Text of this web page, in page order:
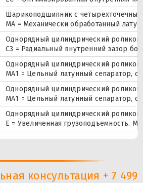
Шарикоподшипник с четырехточечным
MA = Механически обработанный
Однорядный цилиндрический
C3 = Радиальный внутренний зазор
Однорядный цилиндрический
МА1 = Цельный латунный сепаратор,
Однорядный цилиндрический
МА1 = Цельный латунный сепаратор,
Однорядный цилиндрический
E = Увеличенная грузоподъемность.
консультация + 7 499